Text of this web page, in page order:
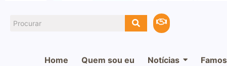
Home Quem sou eu Notícias